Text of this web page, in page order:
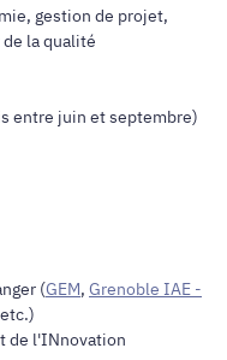
gestion de projet,
la qualité
entre juin et septembre)
(GEM, Grenoble IAE -
de l'INnovation